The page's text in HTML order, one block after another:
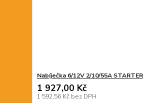
Nabíječka 6/12V 2/10/55A STARTER
1 927,00 Kč
1 592,56 Kč bez DPH